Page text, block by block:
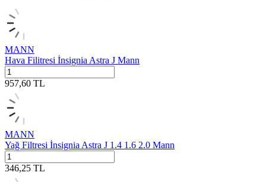
MANN
Hava Filitresi İnsignia Astra J Mann
957,60 TL
MANN
Yağ Filtresi İnsignia Astra J 1.4 1.6 2.0 Mann
346,25 TL